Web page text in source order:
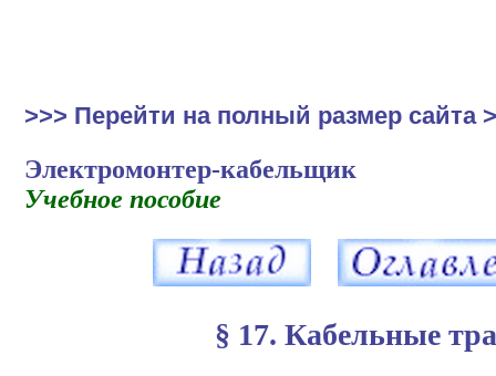
>>> Перейти на полный размер сайта
Электромонтер-кабельщик
Учебное пособие
§ 17. Кабельные